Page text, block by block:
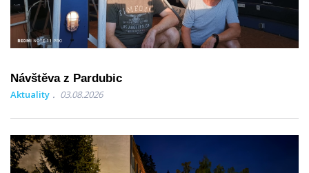
Návštěva z Pardubic
Aktuality 03.08.2026